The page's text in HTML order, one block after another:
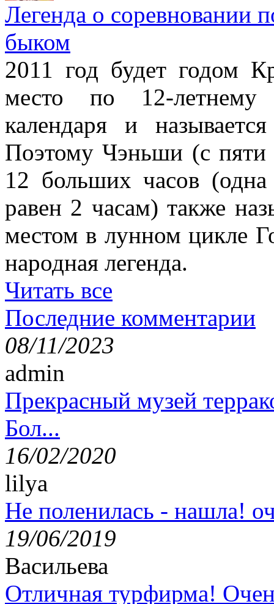
Легенда о соревновании
быком
2011 год будет годом
место по 12-летнему
календаря и
Поэтому Чэньши (с пяти
12 больших часов (одна
равен 2 часам) также
местом в лунном цикле
народная легенда.
Читать все
Последние комментарии
08/11/2023
admin
Прекрасный музей
Бол...
16/02/2020
lilya
Не поленилась - нашла!
19/06/2019
Васильева
Отличная турфирма!